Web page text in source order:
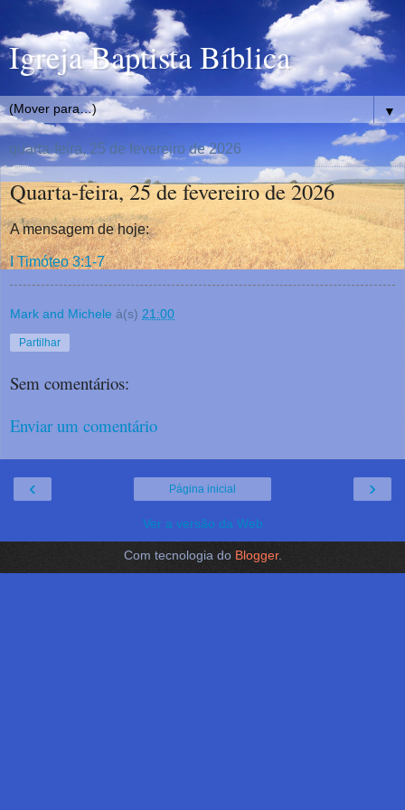
Igreja Baptista Bíblica
▼
quarta-feira, 25 de fevereiro de 2026
Quarta-feira, 25 de fevereiro de 2026
A mensagem de hoje:
I Timóteo 3:1-7
Mark and Michele à(s) 21:00
Partilhar
Sem comentários:
Enviar um comentário
‹ ›
Página inicial
Ver a versão da Web
Com tecnologia do Blogger.